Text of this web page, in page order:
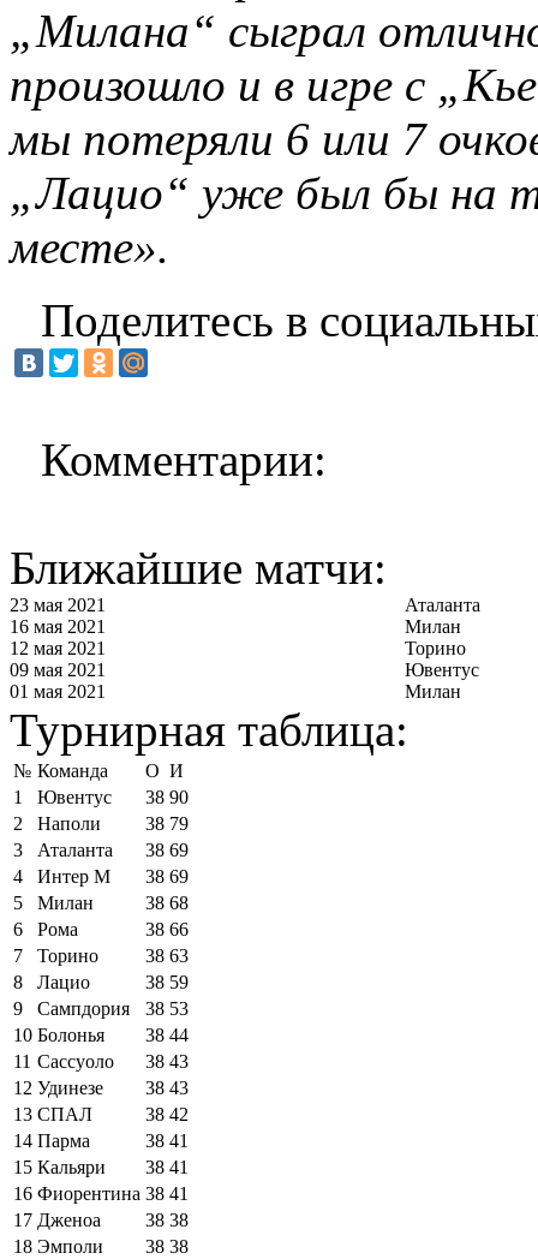
„Милана“ сыграл
произошло и в игре с
мы потеряли 6 или 7
„Лацио“ уже был бы на
месте».
Поделитесь в
Комментарии:
Ближайшие матчи:
23 мая 2021
Аталанта
16 мая 2021
Милан
12 мая 2021
Торино
09 мая 2021
Ювентус
01 мая 2021
Милан
Турнирная таблица:
№ Команда О И
1
Ювентус 38 90
2
Наполи 38 79
3
Аталанта 38 69
4
Интер М 38 69
5
Милан 38 68
6
Рома 38 66
7
Торино 38 63
8
Лацио 38 59
9
Сампдория 38 53
10 Болонья 38 44
11 Сассуоло 38 43
12 Удинезе 38 43
13 СПАЛ 38 42
14 Парма 38 41
15 Кальяри 38 41
16 Фиорентина 38 41
17 Дженоа 38 38
18 Эмполи 38 38